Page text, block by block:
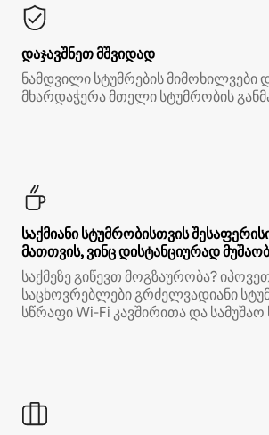
დაჯავშნეთ მშვიდად
ნამდვილი სტუმრების მიმოხილვები
მხარდაჭერა მთელი სტუმრობის
საქმიანი სტუმრობისთვის
მათთვის, ვინც დისტანციურად
საქმეზე გიწევთ მოგზაურობა?
საცხოვრებლები გრძელვადიანი
სწრაფი Wi‑Fi კავშირითა და